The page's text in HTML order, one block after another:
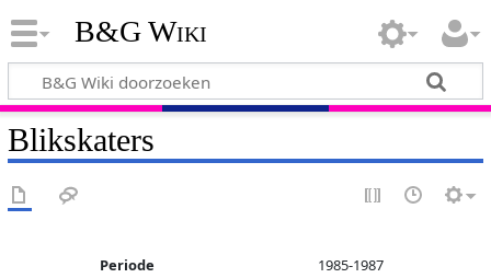
B&G Wiki
Blikskaters
Periode 1985-1987